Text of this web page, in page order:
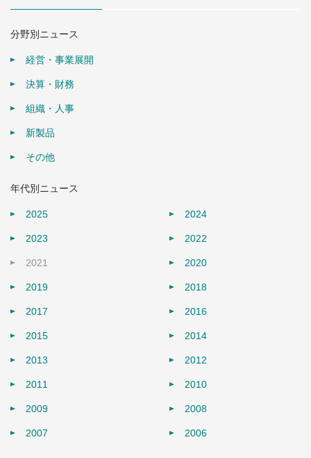
分野別ニュース
経営・事業展開
決算・財務
組織・人事
新製品
その他
年代別ニュース
2025 2024
2023 2022
2021 2020
2019 2018
2017 2016
2015 2014
2013 2012
2011 2010
2009 2008
2007 2006